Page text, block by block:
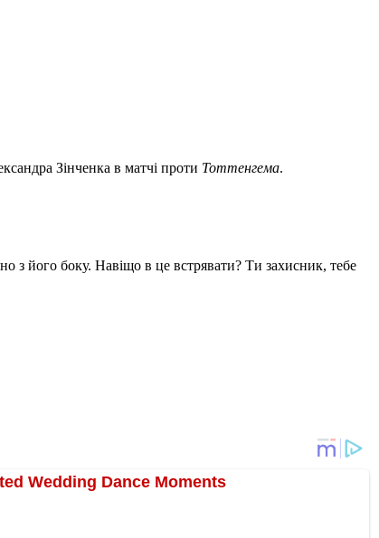
Зінченка в матчі проти Тоттенгема.
з його боку. Навіщо в це встрявати? Ти захисник, тебе